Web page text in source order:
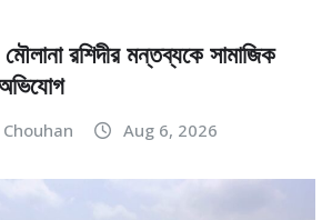
রশিদীর মন্তব্যকে সামাজিক
Aug 6, 2026